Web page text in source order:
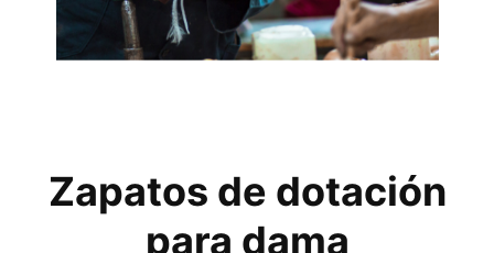
Zapatos de dotación
para dama